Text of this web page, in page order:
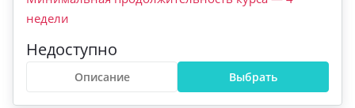
недели
Недоступно
Выбрать
Описание